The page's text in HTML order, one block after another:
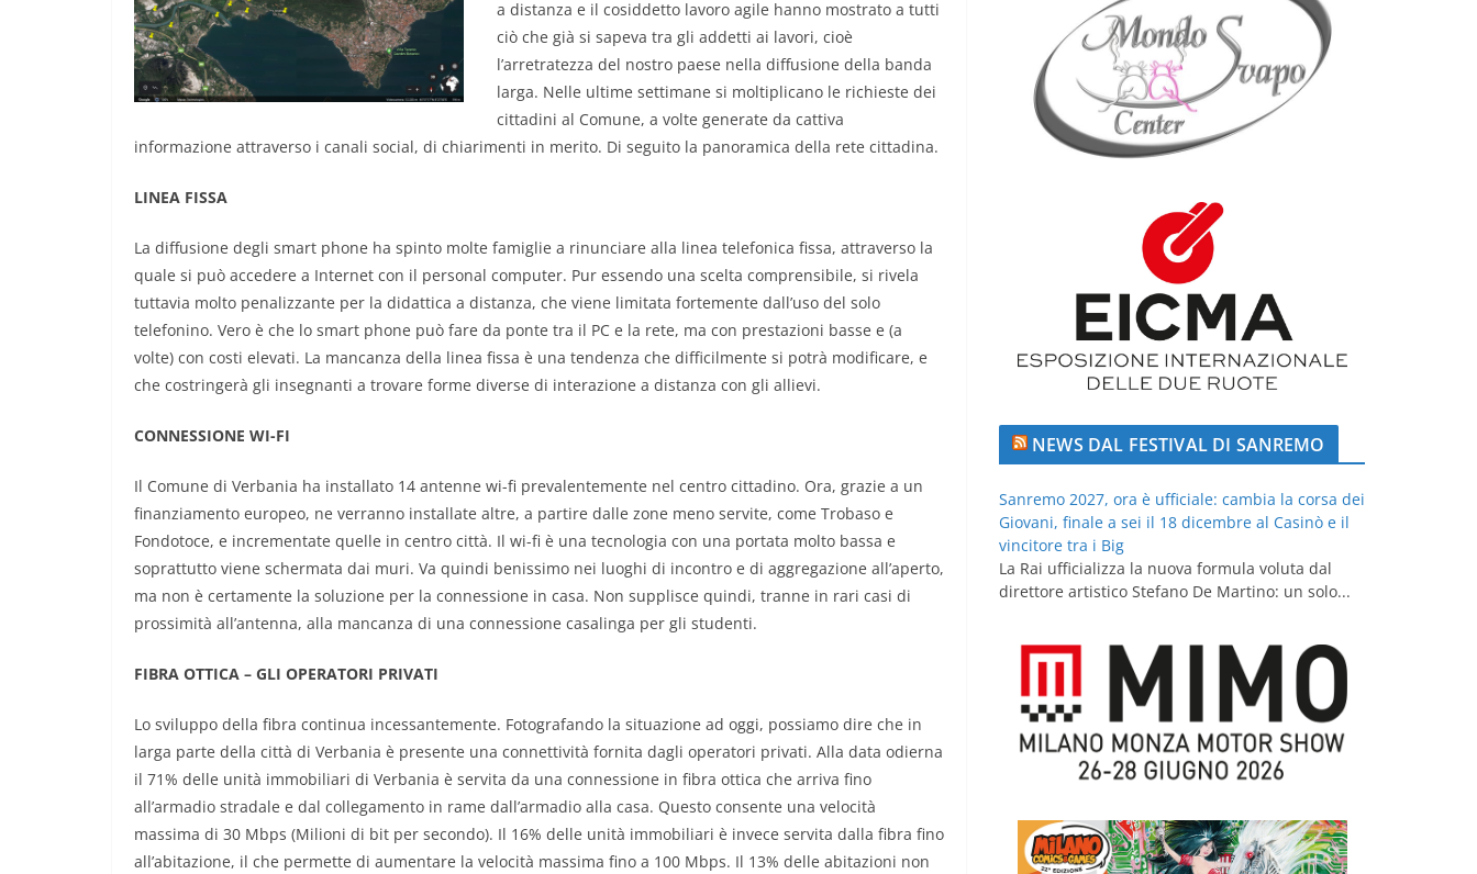
a distanza e il cosiddetto lavoro agile hanno mostrato a tutti
ciò che già si sapeva tra gli addetti ai lavori, cioè
l’arretratezza del nostro paese nella diffusione della banda
larga. Nelle ultime settimane si moltiplicano le richieste dei
cittadini al Comune, a volte generate da cattiva
informazione attraverso i canali social, di chiarimenti in merito. Di seguito la panoramica della rete cittadina.
LINEA FISSA
La diffusione degli smart phone ha spinto molte famiglie a rinunciare alla linea telefonica fissa, attraverso la
quale si può accedere a Internet con il personal computer. Pur essendo una scelta comprensibile, si rivela
tuttavia molto penalizzante per la didattica a distanza, che viene limitata fortemente dall’uso del solo
telefonino. Vero è che lo smart phone può fare da ponte tra il PC e la rete, ma con prestazioni basse e (a
volte) con costi elevati. La mancanza della linea fissa è una tendenza che difficilmente si potrà modificare, e
che costringerà gli insegnanti a trovare forme diverse di interazione a distanza con gli allievi.
CONNESSIONE WI-FI
Il Comune di Verbania ha installato 14 antenne wi-fi prevalentemente nel centro cittadino. Ora, grazie a un
finanziamento europeo, ne verranno installate altre, a partire dalle zone meno servite, come Trobaso e
Fondotoce, e incrementate quelle in centro città. Il wi-fi è una tecnologia con una portata molto bassa e
soprattutto viene schermata dai muri. Va quindi benissimo nei luoghi di incontro e di aggregazione all’aperto,
ma non è certamente la soluzione per la connessione in casa. Non supplisce quindi, tranne in rari casi di
prossimità all’antenna, alla mancanza di una connessione casalinga per gli studenti.
FIBRA OTTICA – GLI OPERATORI PRIVATI
Lo sviluppo della fibra continua incessantemente. Fotografando la situazione ad oggi, possiamo dire che in
larga parte della città di Verbania è presente una connettività fornita dagli operatori privati. Alla data odierna
il 71% delle unità immobiliari di Verbania è servita da una connessione in fibra ottica che arriva fino
all’armadio stradale e dal collegamento in rame dall’armadio alla casa. Questo consente una velocità
massima di 30 Mbps (Milioni di bit per secondo). Il 16% delle unità immobiliari è invece servita dalla fibra fino
all’abitazione, il che permette di aumentare la velocità massima fino a 100 Mbps. Il 13% delle abitazioni non
NEWS DAL FESTIVAL DI SANREMO
Sanremo 2027, ora è ufficiale: cambia la corsa dei
Giovani, finale a sei il 18 dicembre al Casinò e il
vincitore tra i Big
La Rai ufficializza la nuova formula voluta dal
direttore artistico Stefano De Martino: un solo...